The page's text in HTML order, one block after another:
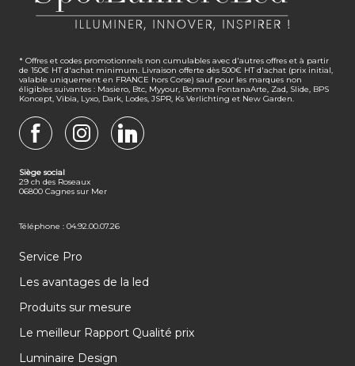
* Offres et codes promotionnels non cumulables avec d'autres offres et à partir
de 150€ HT d'achat minimum. Livraison offerte dès 500€ HT d'achat (prix initial,
valable uniquement en FRANCE hors Corse) sauf pour les marques non
éligibles suivantes : Masiero, Btc, Myyour, Bomma FontanaArte, Zad, Slide, BPS
Koncept, Vibia, Lyxo, Dark, Lodes, JSPR, Ks Verlichting et New Garden.
Siège social
29 ch des Roseaux
06800 Cagnes sur Mer
Téléphone : 04.92.00.07.26
Service Pro
Les avantages de la led
Produits sur mesure
Le meilleur Rapport Qualité prix
Luminaire Design